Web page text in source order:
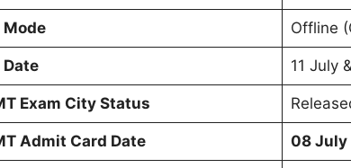
Mode Offline
Date 11 July
Exam City Status
Admit Card Date 08 July